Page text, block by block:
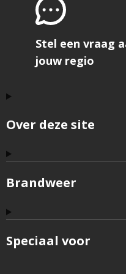
Over deze site
Brandweer
Speciaal voor
Stel een vraag
jouw regio